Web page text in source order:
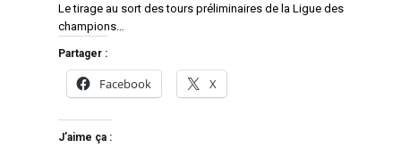
Le tirage au sort des tours préliminaires de la Ligue des
champions…
Partager :
Facebook X
J’aime ça :